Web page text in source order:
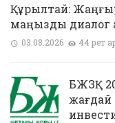
Құрылтай:
маңызды диалог
03.08.2026 44 рет
БЖЗҚ
жағдай